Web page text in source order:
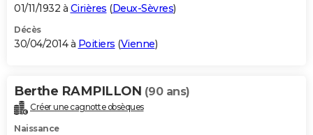
01/11/1932 à Cirières (Deux-Sèvres)
Décès
30/04/2014 à Poitiers (Vienne)
Berthe RAMPILLON (90 ans)
Créer une cagnotte obsèques
Naissance